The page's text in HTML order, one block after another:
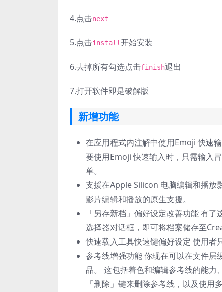
4.点击next
5.点击install开始安装
6.去掉所有勾选点击finish退出
7.打开软件即是破解版
新增功能
在应用程式内注解中使用Emoji 快速
要使用Emoji 快速输入时，只需输入
单。
支援在Apple Silicon 电脑编辑和播
影片编辑和播放的原生支援。
「另存新档」偏好设定改善功能 有
选择器对话框，即可将档案储存至
快速载入工具快速键偏好设定 使用者
参考线增强功能 你现在可以在文件
品。 这包括着色和编辑参考线的能力
「删除」键来删除参考线，以及使用